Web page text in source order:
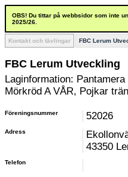
OBS! Du tittar på webbsidor som inte
2025/26.
Kontakt och tävlingar FBC Lerum
FBC Lerum Utveckling
Laginformation:
Mörkröd A VÅR, Pojkar
Föreningsnummer 52026
Adress
43350
Telefon